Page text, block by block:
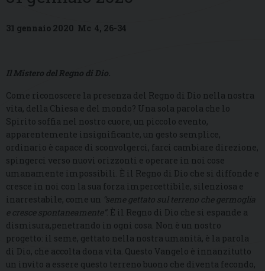
31 gennaio 2020 Mc 4, 26-34
Il Mistero del Regno di Dio.
Come riconoscere la presenza del Regno di Dio nella nostra
vita, della Chiesa e del mondo? Una sola parola che lo
Spirito soffia nel nostro cuore, un piccolo evento,
apparentemente insignificante, un gesto semplice,
ordinario è capace di sconvolgerci, farci cambiare direzione,
spingerci verso nuovi orizzonti e operare in noi cose
umanamente impossibili. È il Regno di Dio che si diffonde e
cresce in noi con la sua forza impercettibile, silenziosa e
inarrestabile, come un “seme gettato sul terreno che germoglia
e cresce spontaneamente”. È il Regno di Dio che si espande a
dismisura,penetrando in ogni cosa. Non è un nostro
progetto: il seme, gettato nella nostra umanità, è la parola
di Dio, che accolta dona vita. Questo Vangelo è innanzitutto
un invito a essere questo terreno buono che diventa fecondo,